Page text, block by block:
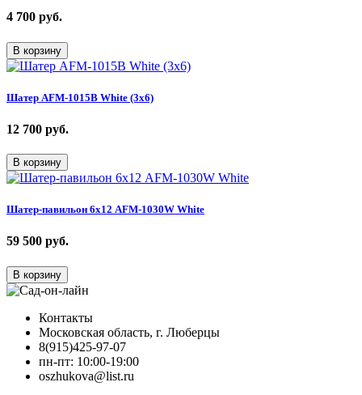
4 700 руб.
В корзину
Шатер AFM-1015B White (3х6)
12 700 руб.
В корзину
Шатер-павильон 6х12 AFM-1030W White
59 500 руб.
В корзину
Контакты
Московская область, г. Люберцы
8(915)425-97-07
пн-пт: 10:00-19:00
oszhukova@list.ru